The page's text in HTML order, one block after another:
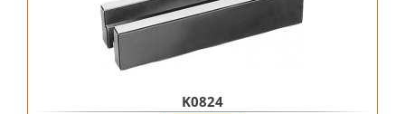
K0824